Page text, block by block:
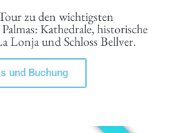
zu den wichtigsten
Kathedrale, historische
Lonja und Schloss Bellver.
und Buchung